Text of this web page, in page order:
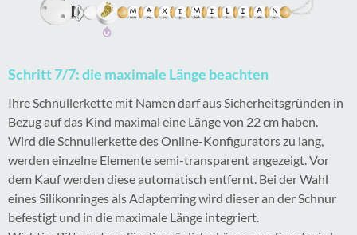
Schritt 7/7: die maximale Länge beachten
Ihre Schnullerkette mit Namen darf aus Sicherheitsgründen in
Bezug auf das Kind maximal eine Länge von 22 cm haben.
Wird die Schnullerkette des Online-Konfigurators zu lang,
werden einzelne Elemente semi-transparent angezeigt. Vor
dem Kauf werden diese automatisch entfernt. Bei der Wahl
eines Silikonringes als Adapterring wird dieser an der Schnur
befestigt und in die maximale Länge integriert.